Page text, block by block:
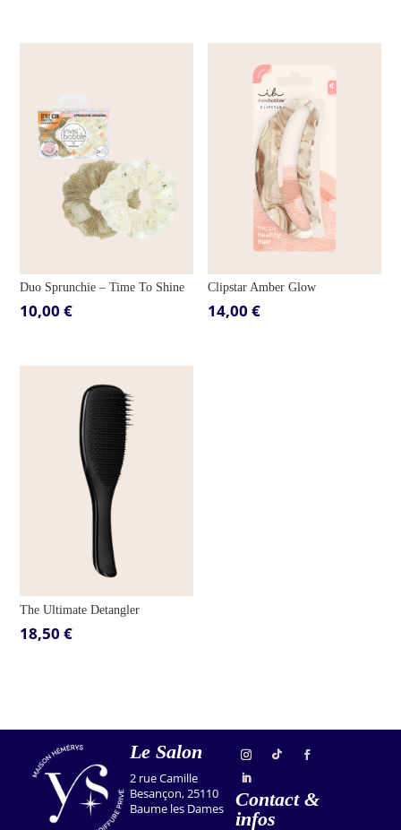
Duo Sprunchie – Time To Shine
10,00€
Clipstar Amber Glow
14,00€
The Ultimate Detangler
18,50€
Le Salon
2 rue Camille
Besançon, 25110
Baume les Dames
Contact &
infos